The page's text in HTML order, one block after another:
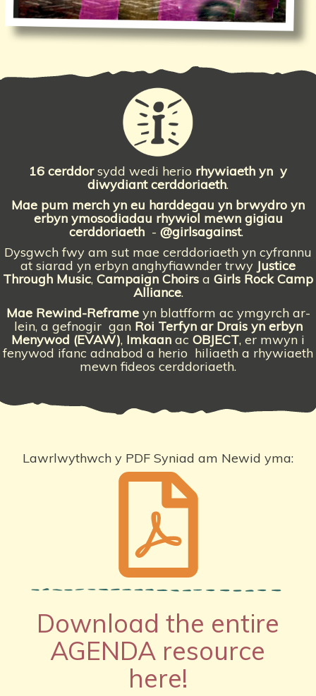
16 cerddorsydd wedi herio rhywiaeth yn y
diwydiant cerddoriaeth.
Mae pum merch yn eu harddegau yn brwydro yn
erbyn ymosodiadau rhywiol mewn gigiau
cerddoriaeth - @girlsagainst.
Dysgwch fwy am sut mae cerddoriaeth yn cyfrannu
at siarad yn erbyn anghyfiawnder trwy Justice
Through Music, Campaign Choirs a Girls Rock Camp
Alliance.
Mae Rewind-Reframeyn blatfform ac ymgyrch ar-
lein, a gefnogir gan Roi Terfyn ar Drais yn erbyn
Menywod (EVAW), Imkaan ac OBJECT, er mwyn i
fenywod ifanc adnabod a herio hiliaeth a rhywiaeth
mewn fideos cerddoriaeth.
Lawrlwythwch y PDF Syniad am Newid yma:
Download the entire
AGENDA resource
here!